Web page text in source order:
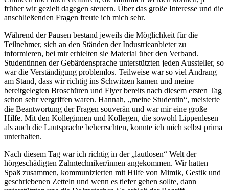
früher wir gezielt dagegen steuern. Über das große Interesse und die
anschließenden Fragen freute ich mich sehr.
Während der Pausen bestand jeweils die Möglichkeit für die
Teilnehmer, sich an den Ständen der Industrieanbieter zu
informieren, bei mir erhielten sie Material über den Verband.
Studentinnen der Gebärdensprache unterstützten jeden Aussteller, so
war die Verständigung problemlos. Teilweise war so viel Andrang
am Stand, dass wir richtig ins Schwitzen kamen und meine
bereitgelegten Broschüren und Flyer bereits nach diesem ersten Tag
schon sehr vergriffen waren. Hannah, „meine Studentin“, meisterte
die Beantwortung der Fragen souverän und war mir eine große
Hilfe. Mit den Kolleginnen und Kollegen, die sowohl Lippenlesen
als auch die Lautsprache beherrschten, konnte ich mich selbst prima
unterhalten.
Nach diesem Tag war ich richtig in der „lautlosen“ Welt der
hörgeschädigten Zahntechniker/innen angekommen. Wir hatten
Spaß zusammen, kommunizierten mit Hilfe von Mimik, Gestik und
geschriebenen Zetteln und wenn es tiefer gehen sollte, dann